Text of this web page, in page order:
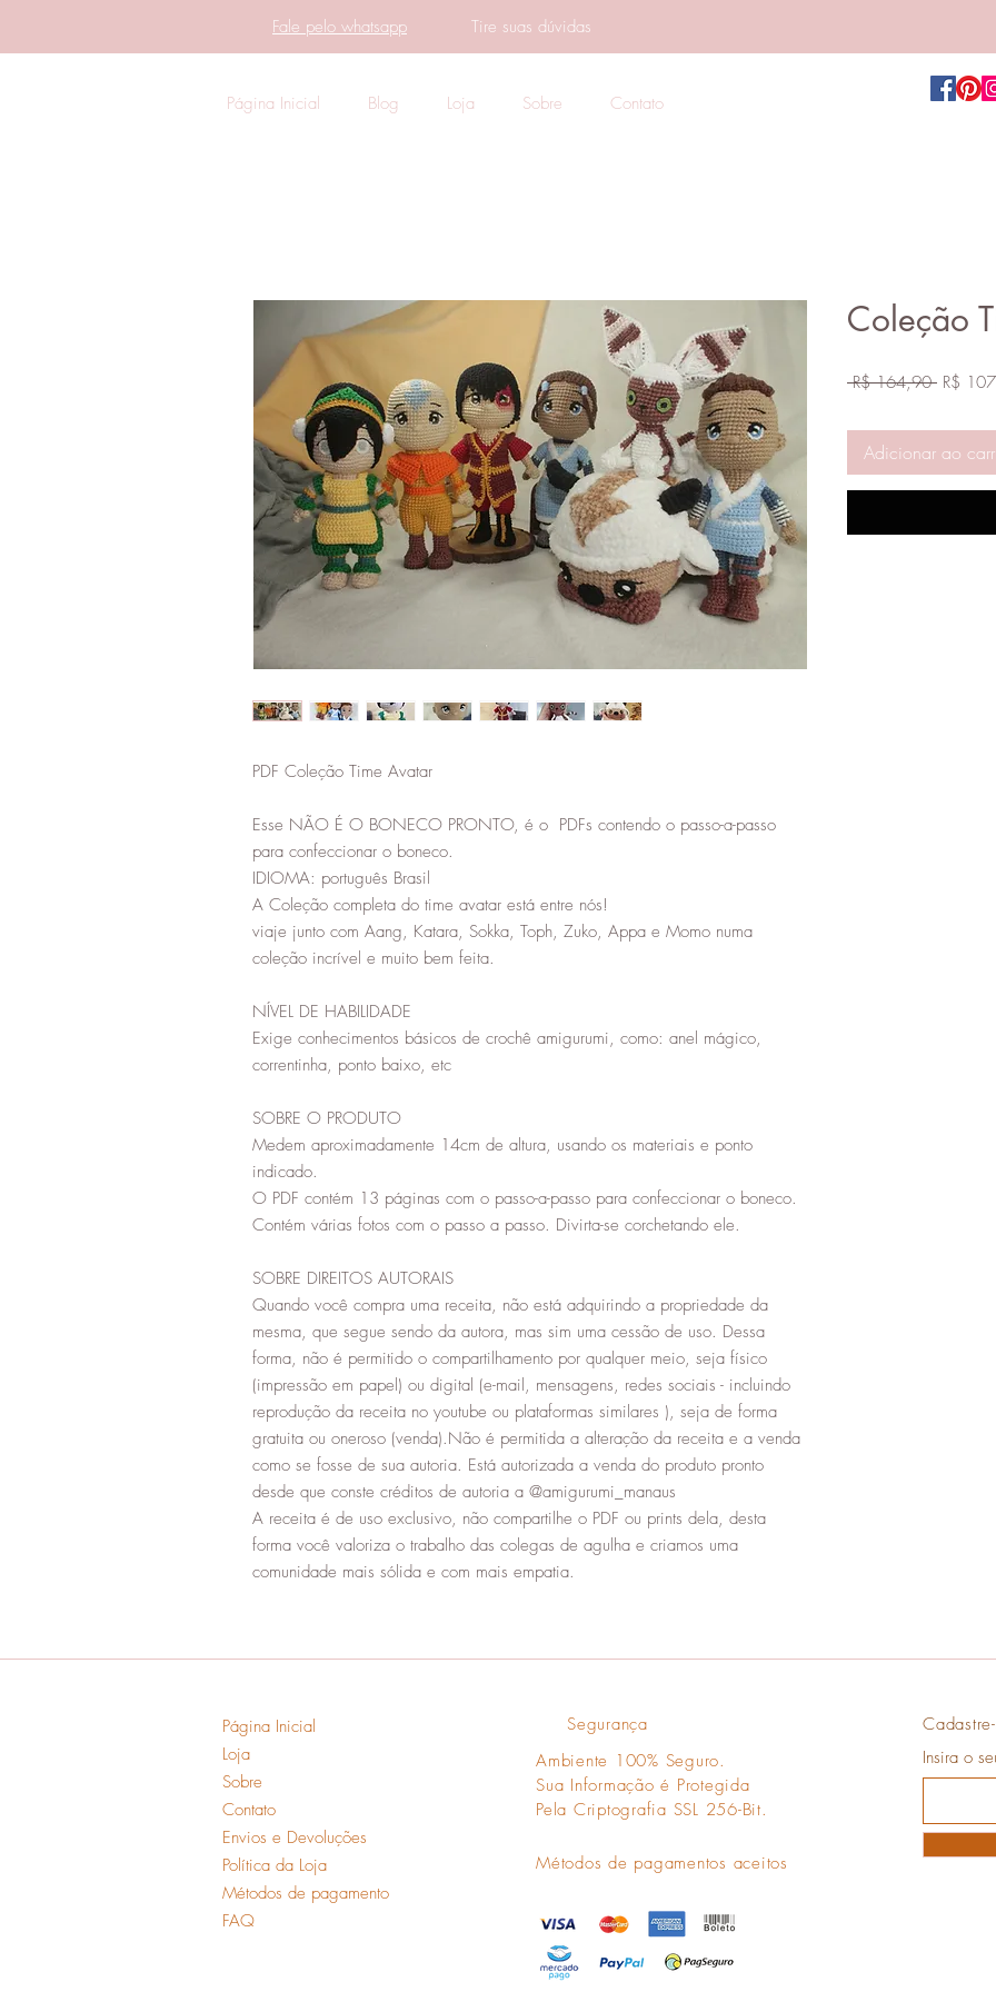
Fale pelo whatsapp Tire suas dúvidas
PDF Coleção Time Avatar
Esse NÃO É O BONECO PRONTO, é o PDFs contendo o passo-a-passo
para confeccionar o boneco.
IDIOMA: português Brasil
A Coleção completa do time avatar está entre nós!
viaje junto com Aang, Katara, Sokka, Toph, Zuko, Appa e Momo numa
coleção incrível e muito bem feita.
NÍVEL DE HABILIDADE
Exige conhecimentos básicos de crochê amigurumi, como: anel mágico,
correntinha, ponto baixo, etc
SOBRE O PRODUTO
Medem aproximadamente 14cm de altura, usando os materiais e ponto
indicado.
O PDF contém 13 páginas com o passo-a-passo para confeccionar o boneco.
Contém várias fotos com o passo a passo. Divirta-se corchetando ele.
SOBRE DIREITOS AUTORAIS
Quando você compra uma receita, não está adquirindo a propriedade da
mesma, que segue sendo da autora, mas sim uma cessão de uso. Dessa
forma, não é permitido o compartilhamento por qualquer meio, seja físico
(impressão em papel) ou digital (e-mail, mensagens, redes sociais - incluindo
reprodução da receita no youtube ou plataformas similares ), seja de forma
gratuita ou oneroso (venda).Não é permitida a alteração da receita e a venda
como se fosse de sua autoria. Está autorizada a venda do produto pronto
desde que conste créditos de autoria a @amigurumi_manaus
A receita é de uso exclusivo, não compartilhe o PDF ou prints dela, desta
forma você valoriza o trabalho das colegas de agulha e criamos uma
comunidade mais sólida e com mais empatia.
Coleção
R$ 164,90 Preço
R$
Adicionar ao
Página Inicial Blog Loja Sobre Contato
Página Inicial
Loja
Sobre
Contato
Envios e Devoluções
Política da Loja
Métodos de pagamento
FAQ
Segurança
Ambiente 100% Seguro.
Sua Informação é Protegida
Pela Criptografia SSL 256-Bit.
Métodos de pagamentos aceitos
Insira o